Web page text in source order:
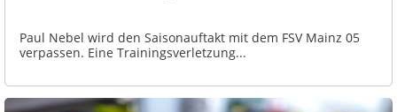
Paul Nebel wird den Saisonauftakt mit dem FSV Mainz 05
verpassen. Eine Trainingsverletzung...